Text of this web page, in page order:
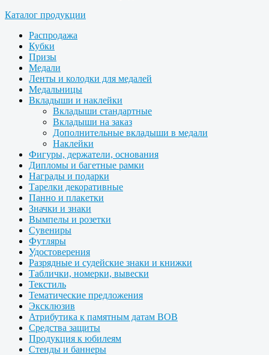
Каталог продукции
Распродажа
Кубки
Призы
Медали
Ленты и колодки для медалей
Медальницы
Вкладыши и наклейки
Вкладыши стандартные
Вкладыши на заказ
Дополнительные вкладыши в медали
Наклейки
Фигуры, держатели, основания
Дипломы и багетные рамки
Награды и подарки
Тарелки декоративные
Панно и плакетки
Значки и знаки
Вымпелы и розетки
Сувениры
Футляры
Удостоверения
Разрядные и судейские знаки и книжки
Таблички, номерки, вывески
Текстиль
Тематические предложения
Эксклюзив
Атрибутика к памятным датам ВОВ
Средства защиты
Продукция к юбилеям
Стенды и баннеры